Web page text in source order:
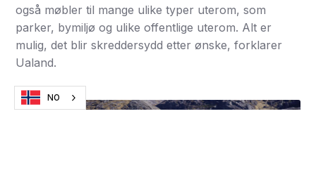
også møbler til mange ulike typer uterom, som
parker, bymiljø og ulike offentlige uterom. Alt er
mulig, det blir skreddersydd etter ønske, forklarer
Ualand.
NO